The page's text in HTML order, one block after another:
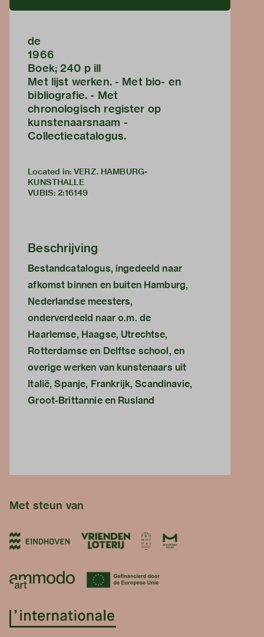
de
1966
Boek; 240 p ill
Met lijst werken. - Met bio- en
bibliografie. - Met
chronologisch register op
kunstenaarsnaam -
Collectiecatalogus.
Located in: VERZ. HAMBURG-
KUNSTHALLE
VUBIS: 2:16149
Beschrijving
Bestandcatalogus, ingedeeld naar
afkomst binnen en buiten Hamburg,
Nederlandse meesters,
onderverdeeld naar o.m. de
Haarlemse, Haagse, Utrechtse,
Rotterdamse en Delftse school, en
overige werken van kunstenaars uit
Italië, Spanje, Frankrijk, Scandinavie,
Groot-Brittannie en Rusland
Met steun van